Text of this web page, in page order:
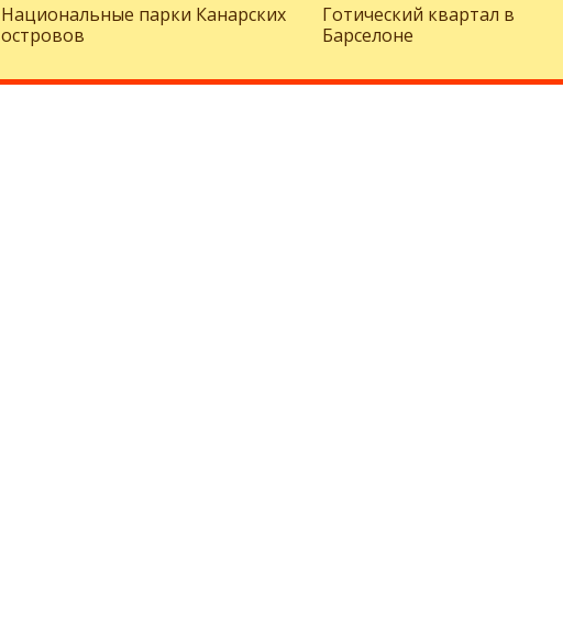
Национальные парки Канарских
островов
Готический квартал в
Барселоне